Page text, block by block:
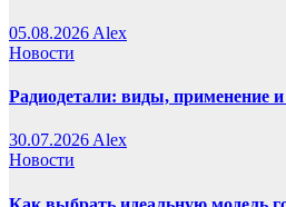
05.08.2026 Alex
Новости
Радиодетали: виды, применение
30.07.2026Alex
Новости